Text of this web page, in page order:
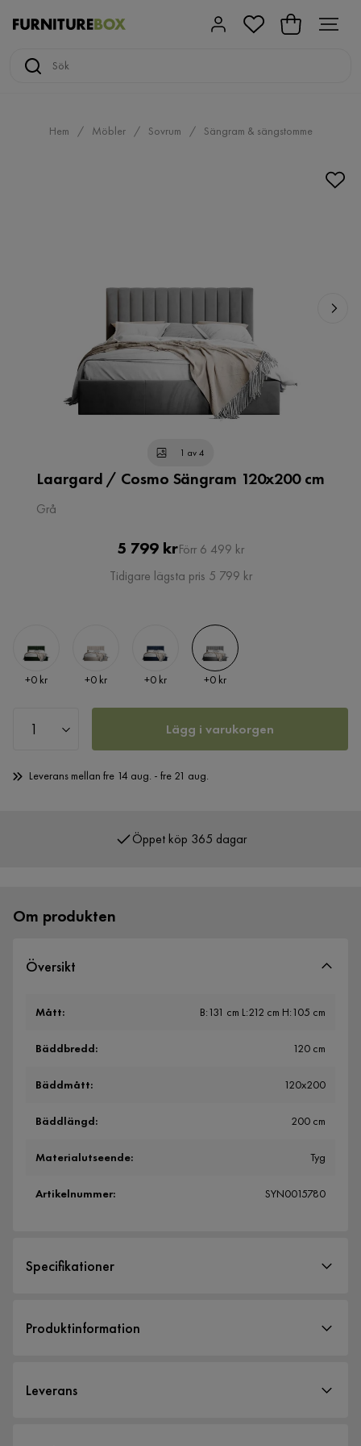
Hem Möbler Sovrum Sängram & sängstomme
1 av 4
Laargard / Cosmo Sängram 120x200 cm
Grå
Pris
5 799 krOriginal
Pris
Förr 6 499 kr
Tidigare lägsta pris 5 799 kr
Pris
+0 kr Pris
+0 kr Pris
+0 kr Pris
+0 kr
Lägg i varukorgen
Leverans mellan fre 14 aug. - fre 21 aug.
Om produkten
Översikt
Mått: B:131 cm L:212 cm H:105 cm
Bäddbredd: 120 cm
Bäddmått: 120x200
Bäddlängd: 200 cm
Materialutseende: Tyg
Artikelnummer: SYN0015780
Specifikationer
Storlek
Produktinformation
Leverans